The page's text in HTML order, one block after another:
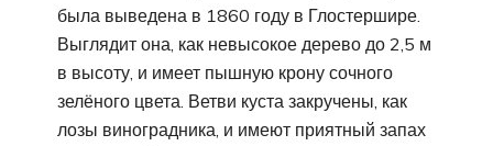
была выведена в 1860 году в Глостершире.
Выглядит она, как невысокое дерево до 2,5 м
в высоту, и имеет пышную крону сочного
зелёного цвета. Ветви куста закручены, как
лозы виноградника, и имеют приятный запах